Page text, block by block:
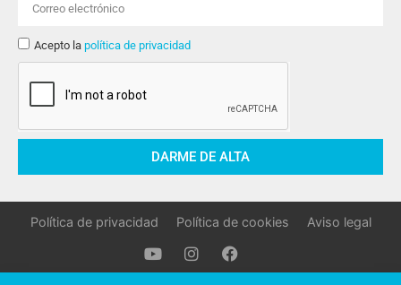
Acepto la política de privacidad
DARME DE ALTA
Política de privacidad Política de cookies Aviso legal